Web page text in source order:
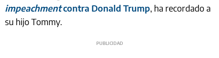
impeachmentcontra Donald Trump, ha recordado a
su hijo Tommy.